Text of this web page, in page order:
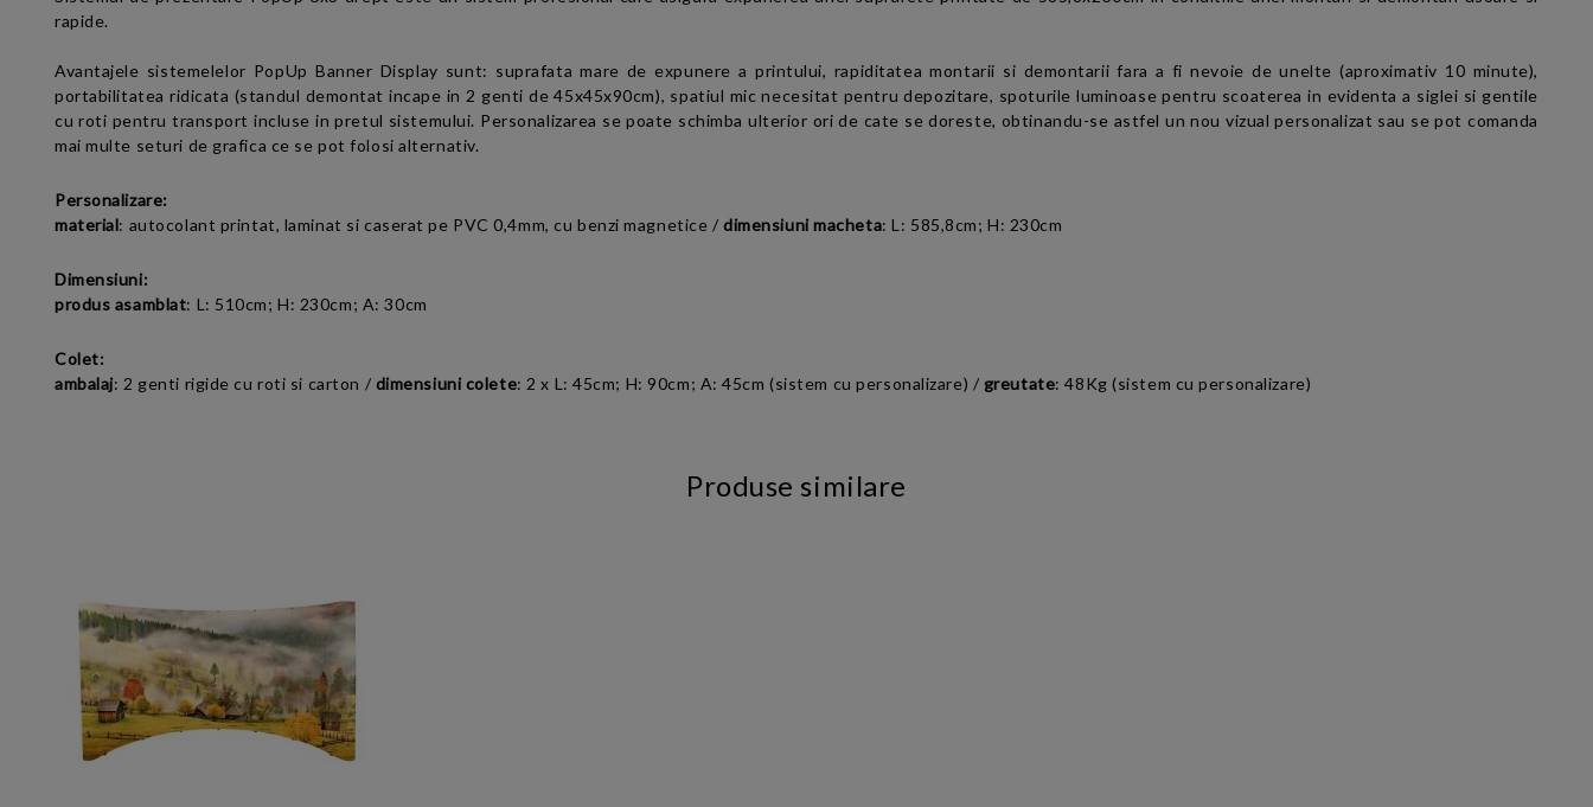
rapide.
Avantajele sistemelelor PopUp Banner Display sunt: suprafata mare de expunere a printului, rapiditatea montarii si demontarii fara a fi nevoie de unelte (aproximativ 10 minute),
portabilitatea ridicata (standul demontat incape in 2 genti de 45x45x90cm), spatiul mic necesitat pentru depozitare, spoturile luminoase pentru scoaterea in evidenta a siglei si gentile
cu roti pentru transport incluse in pretul sistemului. Personalizarea se poate schimba ulterior ori de cate se doreste, obtinandu-se astfel un nou vizual personalizat sau se pot comanda
mai multe seturi de grafica ce se pot folosi alternativ.
Personalizare:
material: autocolant printat, laminat si caserat pe PVC 0,4mm, cu benzi magnetice / dimensiuni macheta:L: 585,8cm; H: 230cm
Dimensiuni:
produs asamblat: L: 510cm; H: 230cm; A: 30cm
Colet:
ambalaj: 2 genti rigide cu roti si carton / dimensiuni colete: 2 x L: 45cm; H: 90cm; A: 45cm (sistem cu personalizare) / greutate: 48Kg (sistem cu personalizare)
Produse similare